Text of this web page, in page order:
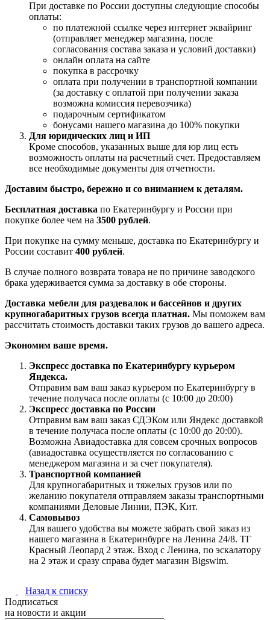
При доставке по России доступны следующие способы
оплаты:
по платежной ссылке через интернет эквайринг
(отправляет менеджер магазина, после
согласования состава заказа и условий доставки)
онлайн оплата на сайте
покупка в рассрочку
оплата при получении в транспортной компании
(за доставку с оплатой при получении заказа
возможна комиссия перевозчика)
подарочным сертификатом
бонусами нашего магазина до 100% покупки
Для юридических лиц и ИП
Кроме способов, указанных выше для юр лиц есть
возможность оплаты на расчетный счет. Предоставляем
все необходимые документы для отчетности.
Доставим быстро, бережно и со вниманием к деталям.
Бесплатная доставка по Екатеринбургу и России при
покупке более чем на 3500 рублей.
При покупке на сумму меньше, доставка по Екатеринбургу и
России составит 400 рублей.
В случае полного возврата товара не по причине заводского
брака удерживается сумма за доставку в обе стороны.
Доставка мебели для раздевалок и бассейнов и других
крупногабаритных грузов всегда платная. Мы поможем вам
рассчитать стоимость доставки таких грузов до вашего адреса.
Экономим ваше время.
Экспресс доставка по Екатеринбургу курьером
Яндекса.
Отправим вам ваш заказ курьером по Екатеринбургу в
течение получаса после оплаты (с 10:00 до 20:00)
Экспресс доставка по России
Отправим вам ваш заказ СДЭКом или Яндекс доставкой
в течение получаса после оплаты (с 10:00 до 20:00).
Возможна Авиадоставка для совсем срочных вопросов
(авиадоставка осуществляется по согласованию с
менеджером магазина и за счет покупателя).
Транспортной компанией
Для крупногабаритных и тяжелых грузов или по
желанию покупателя отправляем заказы транспортными
компаниями Деловые Линии, ПЭК, Кит.
Самовывоз
Для вашего удобства вы можете забрать свой заказ из
нашего магазина в Екатеринбурге на Ленина 24/8. ТГ
Красный Леопард 2 этаж. Вход с Ленина, по эскалатору
на 2 этаж и сразу справа будет магазин Bigswim.
Назад к списку
Подписаться
на новости и акции